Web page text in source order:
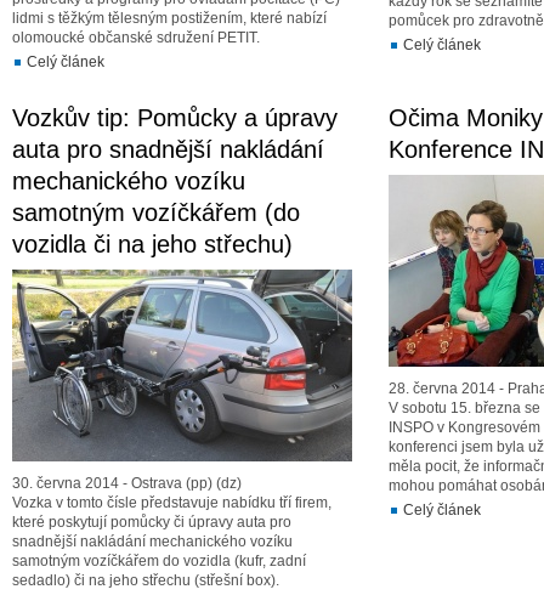
lidmi s těžkým tělesným postižením, které nabízí
olomoucké občanské sdružení PETIT.
Celý článek
pomůcek pro
Celý článek
Vozkův tip: Pomůcky a úpravy
auta pro snadnější nakládání
mechanického vozíku
samotným vozíčkářem (do
vozidla či na jeho střechu)
30. června 2014 - Ostrava (pp) (dz)
Vozka v tomto čísle představuje nabídku tří firem,
které poskytují pomůcky či úpravy auta pro
snadnější nakládání mechanického vozíku
samotným vozíčkářem do vozidla (kufr, zadní
sedadlo) či na jeho střechu (střešní box).
Očima
Konference
28. června 2014 -
V sobotu 15. března
INSPO v
konferenci jsem byla
měla pocit, že
mohou pomáhat
Celý článek